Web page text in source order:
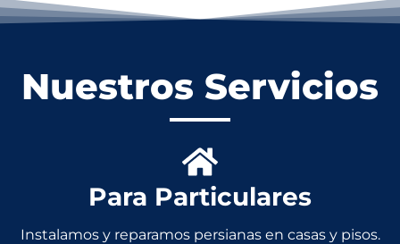
Nuestros Servicios
Para Particulares
Instalamos y reparamos persianas en casas y pisos.